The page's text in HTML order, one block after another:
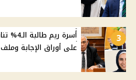
3
أسرة
على أوراق الإجابة